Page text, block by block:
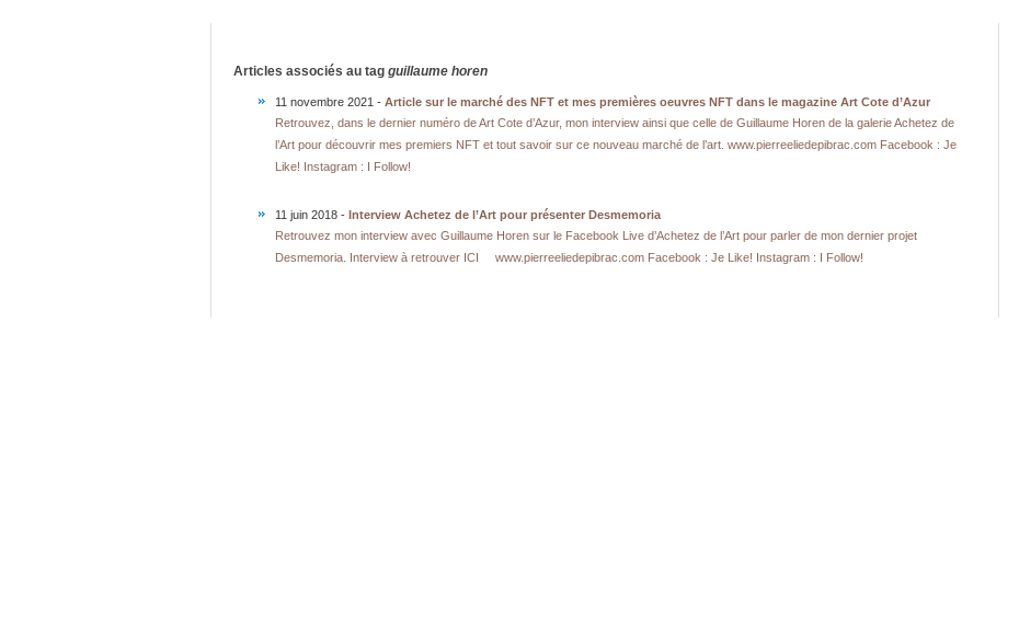
Articles associés au tag guillaume horen
11 novembre 2021 - Article sur le marché des NFT et mes premières oeuvres NFT dans le magazine Art Cote d’Azur
Retrouvez, dans le dernier numéro de Art Cote d’Azur, mon interview ainsi que celle de Guillaume Horen de la galerie Achetez de
l’Art pour découvrir mes premiers NFT et tout savoir sur ce nouveau marché de l’art. www.pierreeliedepibrac.com Facebook : Je
Like! Instagram : I Follow!
11 juin 2018 - Interview Achetez de l’Art pour présenter Desmemoria
Retrouvez mon interview avec Guillaume Horen sur le Facebook Live d’Achetez de l’Art pour parler de mon dernier projet
Desmemoria. Interview à retrouver ICI www.pierreeliedepibrac.com Facebook : Je Like! Instagram : I Follow!